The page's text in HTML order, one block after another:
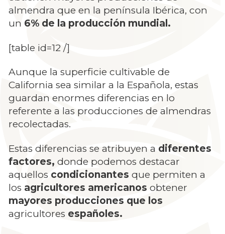
almendra que en la península Ibérica, con
un 6% de la producción mundial.
[table id=12 /]
Aunque la superficie cultivable de
California sea similar a la Española, estas
guardan enormes diferencias en lo
referente a las producciones de almendras
recolectadas.
Estas diferencias se atribuyen a diferentes
factores, donde podemos destacar
aquellos condicionantes que permiten a
los agricultores americanos obtener
mayores producciones que los
agricultores españoles.